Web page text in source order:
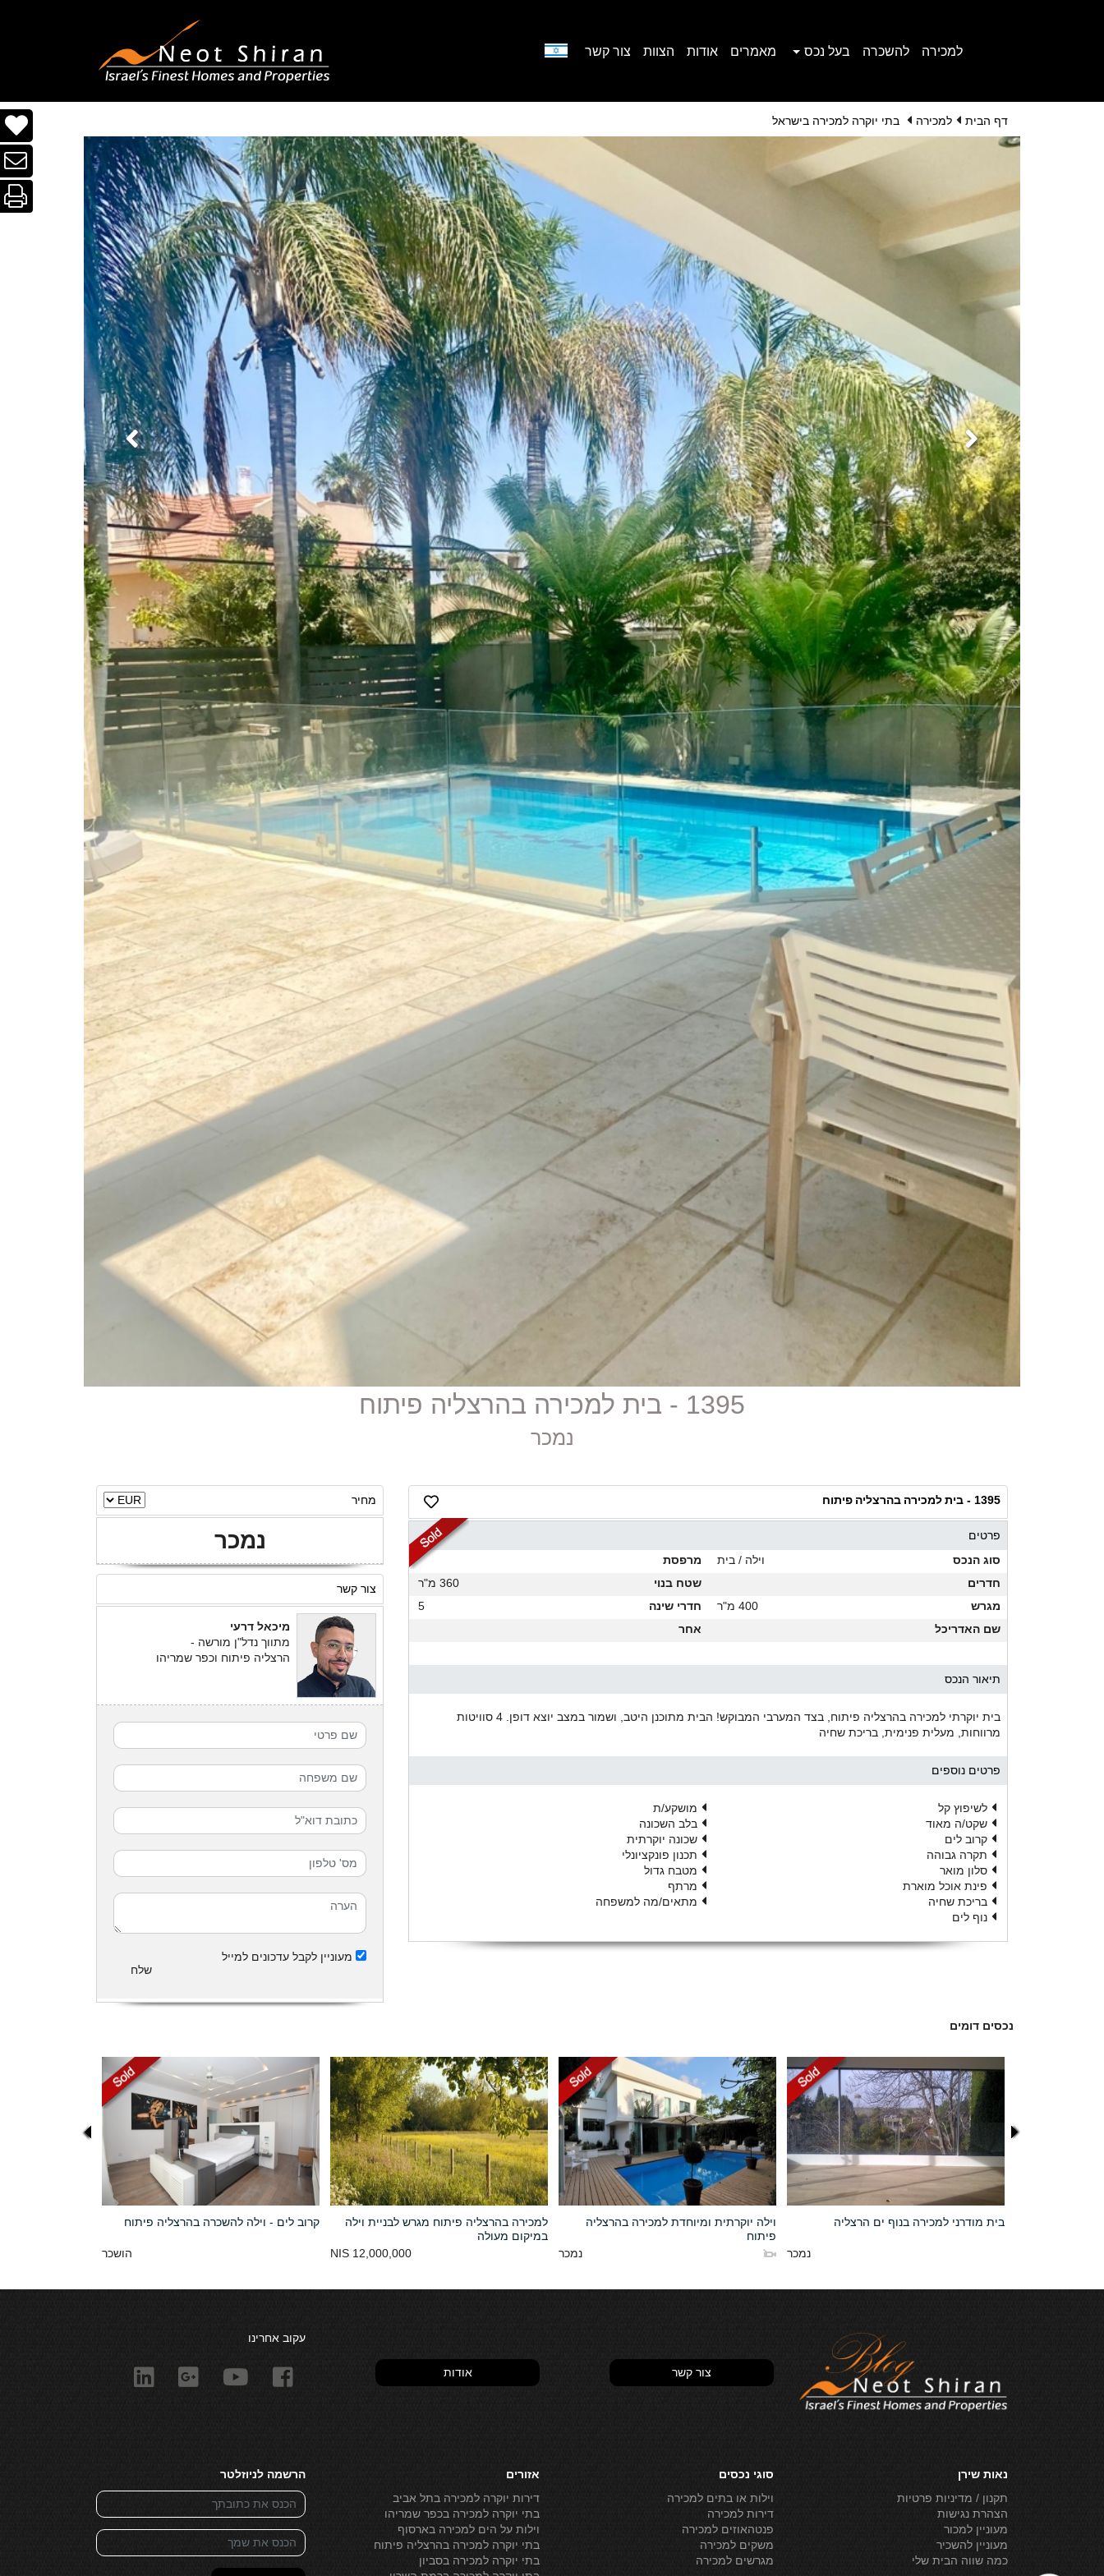
למכירה להשכרה בעל נכס מאמרים אודות הצוות צור קשר
דף הבית למכירה בתי יוקרה למכירה בישראל
1395 - בית למכירה בהרצליה פיתוח
נמכר
1395 - בית למכירה בהרצליה פיתוח
פרטים
סוג הנכס
וילה / בית
מרפסת
חדרים
שטח בנוי
360 מ"ר
מגרש
400 מ"ר חדרי שינה
5
שם האדריכל
אחר
תיאור הנכס
בית יוקרתי למכירה בהרצליה פיתוח, בצד המערבי המבוקש! הבית מתוכנן היטב, ושמור במצב יוצא דופן. 4 סוויטות
מרווחות, מעלית פנימית, בריכת שחיה
פרטים נוספים
לשיפוץ קל
מושקע/ת
שקט/ה מאוד
בלב השכונה
קרוב לים
שכונה יוקרתית
תקרה גבוהה
תכנון פונקציונלי
סלון מואר
מטבח גדול
פינת אוכל מוארת
מרתף
בריכת שחיה
מתאים/מה למשפחה
נוף לים
מחיר
נמכר
צור קשר
מיכאל דרעי
מתווך נדל"ן מורשה -
הרצליה פיתוח וכפר שמריהו
מעוניין לקבל עדכונים למייל
שלח
נכסים דומים
קרוב לים - וילה להשכרה בהרצליה פיתוח
הושכר
למכירה בהרצליה פיתוח מגרש לבניית וילה
במיקום מעולה
12,000,000 NIS
וילה יוקרתית ומיוחדת למכירה בהרצליה
פיתוח
נמכר
בית מודרני למכירה בנוף ים הרצליה
נמכר
צור קשר אודות
עקוב אחרינו
נאות שירן
תקנון / מדיניות פרטיות
הצהרת נגישות
מעוניין למכור
מעוניין להשכיר
כמה שווה הבית שלי
סוגי נכסים
וילות או בתים למכירה
דירות למכירה
פנטהאוזים למכירה
משקים למכירה
מגרשים למכירה
אזורים
דירות יוקרה למכירה בתל אביב
בתי יוקרה למכירה בכפר שמריהו
וילות על הים למכירה בארסוף
בתי יוקרה למכירה בהרצליה פיתוח
בתי יוקרה למכירה בסביון
הרשמה לניוזלטר